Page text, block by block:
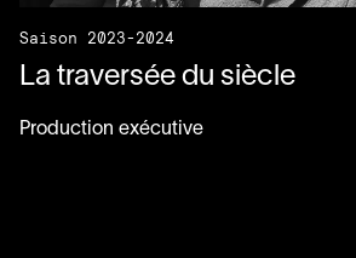
Saison 2023-2024
La traversée du siècle
Production exécutive